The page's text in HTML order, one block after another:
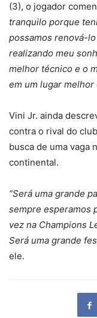
(3), o jogador
tranquilo porque
possamos renová-
realizando meu
melhor técnico e o
em um lugar melhor
Vini Jr. ainda
contra o rival do
busca de uma vaga
continental.
“Será uma grande
sempre esperamos
vez na Champions
Será uma grande
ele.